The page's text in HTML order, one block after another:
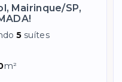
Mairinque/SP,
5 suítes
m²